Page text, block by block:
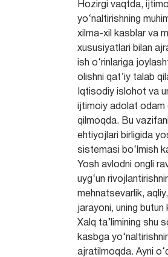
Hozirgi vaqtda,
yo‘naltirishning
xilma-xil kasblar va
xususiyatlari bilan
ish o‘rinlariga
olishni qat’iy talab
Iqtisodiy islohot va
ijtimoiy adolat
qilmoqda. Bu
ehtiyojlari birligida
sistemasi bo‘lmish
Yosh avlodni ongli
uyg‘un
mehnatsevarlik,
jarayoni, uning
Xalq ta’limining shu
kasbga
ajratilmoqda. Ayni